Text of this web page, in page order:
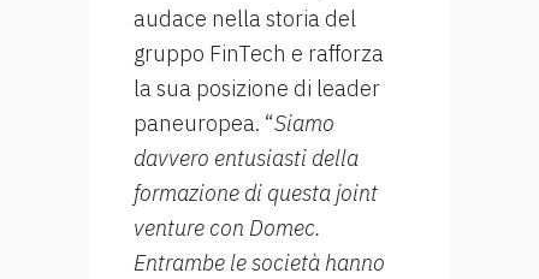
audace nella storia del
gruppo FinTech e rafforza
la sua posizione di leader
paneuropea. “Siamo
davvero entusiasti della
formazione di questa joint
venture con Domec.
Entrambe le società hanno